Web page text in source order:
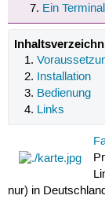
Ein
Installation
Bedienung
Links
nur) in